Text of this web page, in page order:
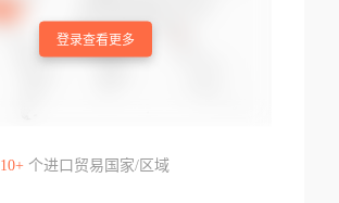
登录查看更多
10+个进口贸易国家/区域